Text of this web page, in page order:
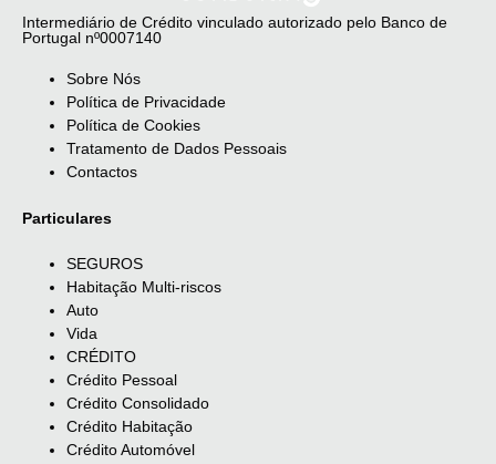
Intermediário de Crédito vinculado autorizado pelo Banco de
Portugal nº0007140
Sobre Nós
Política de Privacidade
Política de Cookies
Tratamento de Dados Pessoais
Contactos
Particulares
SEGUROS
Habitação Multi-riscos
Auto
Vida
CRÉDITO
Crédito Pessoal
Crédito Consolidado
Crédito Habitação
Crédito Automóvel